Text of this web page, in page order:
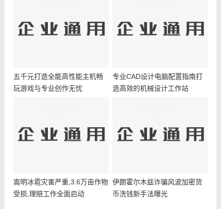
五千元打造全能高性能主机畅
玩游戏与专业创作无忧
专业CAD设计电脑配置指南打
造高效的机械设计工作站
嵩明冰雹灾害严重,3.6万亩作物
受损,理赔工作全面启动
伊朗霍尔木兹诈骗风波加密货
币洗钱新手法曝光